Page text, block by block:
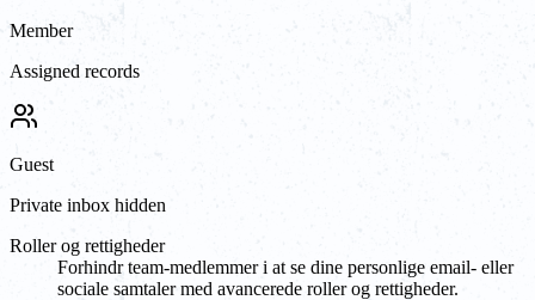
Member
Assigned records
Guest
Private inbox hidden
Roller og rettigheder
Forhindr team-medlemmer i at se dine personlige email- eller
sociale samtaler med avancerede roller og rettigheder.